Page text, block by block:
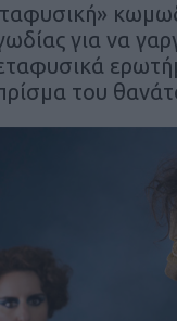
για να
του